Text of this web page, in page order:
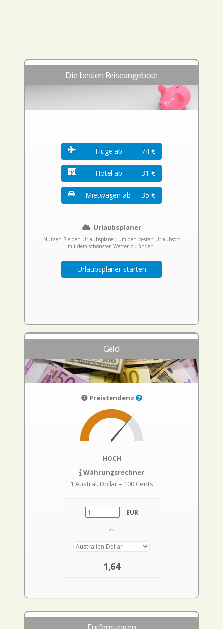
Die besten Reiseangebote
Flüge ab 74 €
Hotel ab 31 €
Mietwagen ab 35 €
Urlaubsplaner
Nutzen Sie den Urlaubsplaner, um den besten Urlaubsort
mit dem schönsten Wetter zu finden.
Urlaubsplaner starten
Geld
Preistendenz
HOCH
Währungsrechner
1 Austral. Dollar = 100 Cents
EUR
zu
1,64